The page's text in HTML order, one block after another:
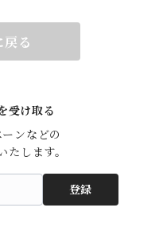
戻る
受け取る
ンなどの
たします。
登録